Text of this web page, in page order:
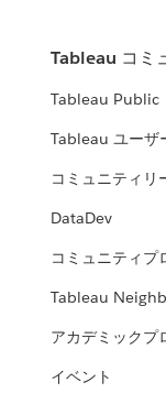
Tableau コミ
Tableau Public
Tableau ユーザ
コミュニティリ
DataDev
コミュニティプ
Tableau
アカデミックプ
イベント